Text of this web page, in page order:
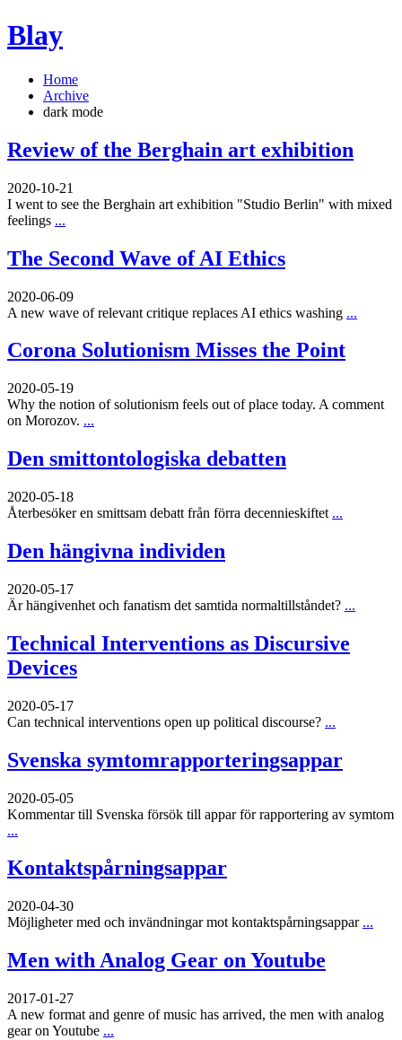
Blay
Home
Archive
dark mode
Review of the Berghain art exhibition
2020-10-21
I went to see the Berghain art exhibition "Studio Berlin" with mixed
feelings ...
The Second Wave of AI Ethics
2020-06-09
A new wave of relevant critique replaces AI ethics washing ...
Corona Solutionism Misses the Point
2020-05-19
Why the notion of solutionism feels out of place today. A comment
on Morozov. ...
Den smittontologiska debatten
2020-05-18
Återbesöker en smittsam debatt från förra decennieskiftet ...
Den hängivna individen
2020-05-17
Är hängivenhet och fanatism det samtida normaltillståndet? ...
Technical Interventions as Discursive
Devices
2020-05-17
Can technical interventions open up political discourse? ...
Svenska symtomrapporteringsappar
2020-05-05
Kommentar till Svenska försök till appar för rapportering av symtom
...
Kontaktspårningsappar
2020-04-30
Möjligheter med och invändningar mot kontaktspårningsappar ...
Men with Analog Gear on Youtube
2017-01-27
A new format and genre of music has arrived, the men with analog
gear on Youtube ...